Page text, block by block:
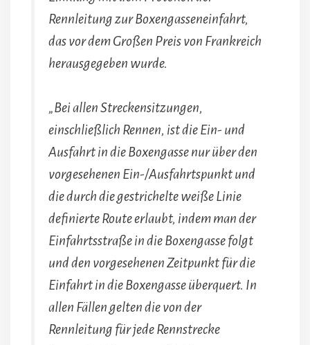
Rennleitung zur Boxengasseneinfahrt,
das vor dem Großen Preis von Frankreich
herausgegeben wurde.
„Bei allen Streckensitzungen,
einschließlich Rennen, ist die Ein- und
Ausfahrt in die Boxengasse nur über den
vorgesehenen Ein-/Ausfahrtspunkt und
die durch die gestrichelte weiße Linie
definierte Route erlaubt, indem man der
Einfahrtsstraße in die Boxengasse folgt
und den vorgesehenen Zeitpunkt für die
Einfahrt in die Boxengasse überquert. In
allen Fällen gelten die von der
Rennleitung für jede Rennstrecke